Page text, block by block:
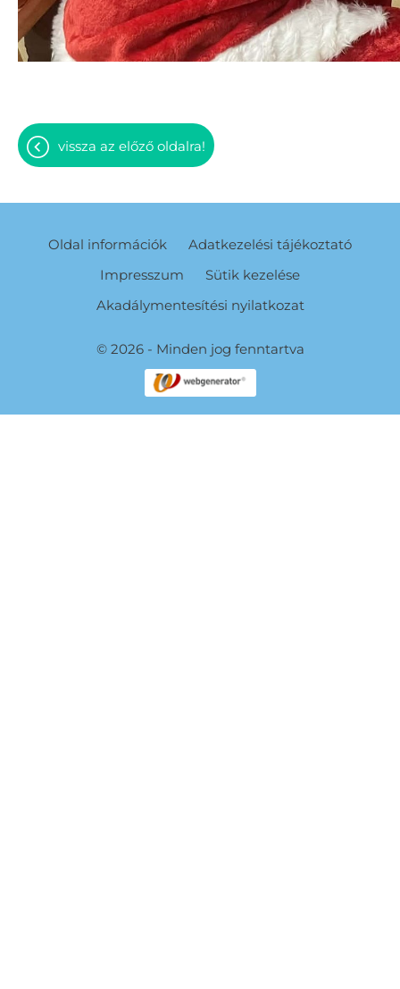
vissza az előző oldalra!
© 2026 - Minden jog fenntartva
Oldal információk
Adatkezelési tájékoztató
Impresszum
Sütik kezelése
Akadálymentesítési nyilatkozat